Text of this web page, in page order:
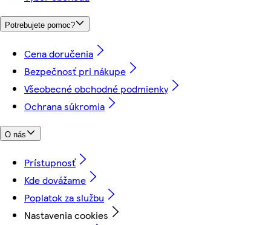
Potrebujete pomoc?
Cena doručenia
Bezpečnosť pri nákupe
Všeobecné obchodné podmienky
Ochrana súkromia
O nás
Prístupnosť
Kde dovážame
Poplatok za službu
Nastavenia cookies